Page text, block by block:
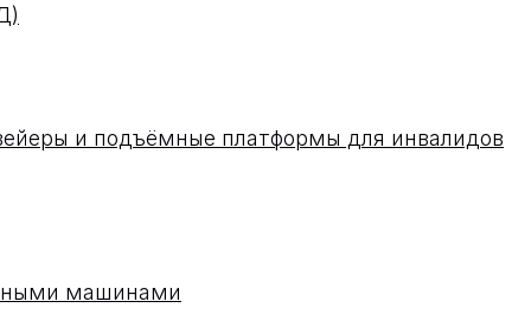
и подъёмные платформы для инвалидов
машинами